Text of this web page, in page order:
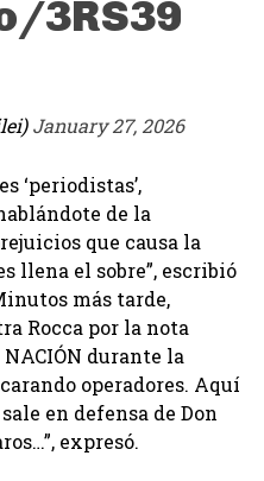
3RS39
January 27, 2026
‘periodistas’,
de la
que causa la
llena el sobre”, escribió
más tarde,
Rocca por la nota
durante la
operadores. Aquí
en defensa de Don
expresó.